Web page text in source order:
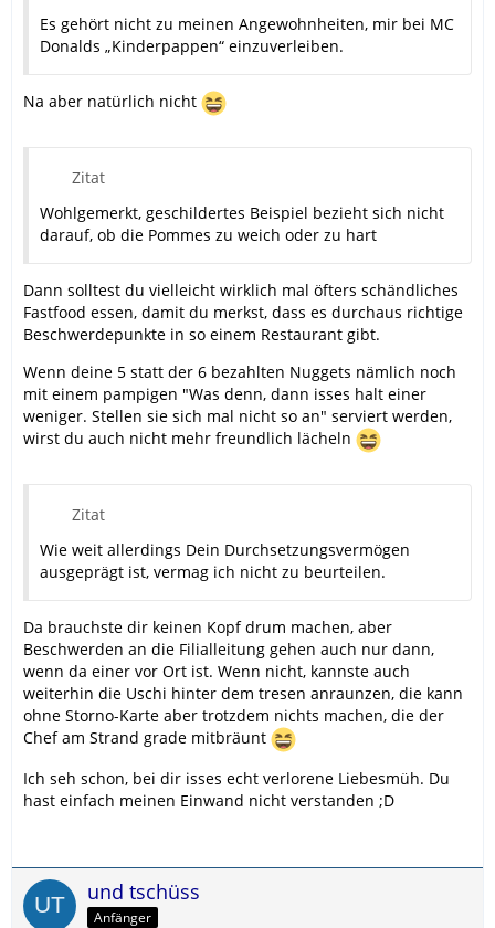
Es gehört nicht zu meinen Angewohnheiten, mir bei MC
Donalds „Kinderpappen“ einzuverleiben.
Na aber natürlich nicht
Zitat
Wohlgemerkt, geschildertes Beispiel bezieht sich nicht
darauf, ob die Pommes zu weich oder zu hart
Dann solltest du vielleicht wirklich mal öfters schändliches
Fastfood essen, damit du merkst, dass es durchaus richtige
Beschwerdepunkte in so einem Restaurant gibt.
Wenn deine 5 statt der 6 bezahlten Nuggets nämlich noch
mit einem pampigen "Was denn, dann isses halt einer
weniger. Stellen sie sich mal nicht so an" serviert werden,
wirst du auch nicht mehr freundlich lächeln
Zitat
Wie weit allerdings Dein Durchsetzungsvermögen
ausgeprägt ist, vermag ich nicht zu beurteilen.
Da brauchste dir keinen Kopf drum machen, aber
Beschwerden an die Filialleitung gehen auch nur dann,
wenn da einer vor Ort ist. Wenn nicht, kannste auch
weiterhin die Uschi hinter dem tresen anraunzen, die kann
ohne Storno-Karte aber trotzdem nichts machen, die der
Chef am Strand grade mitbräunt
Ich seh schon, bei dir isses echt verlorene Liebesmüh. Du
hast einfach meinen Einwand nicht verstanden ;D
und tschüss
Anfänger